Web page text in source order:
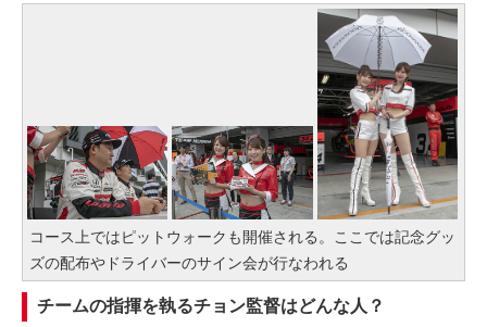
コース上ではピットウォークも開催される。ここでは記念グッ
ズの配布やドライバーのサイン会が行なわれる
チームの指揮を執るチョン監督はどんな人？